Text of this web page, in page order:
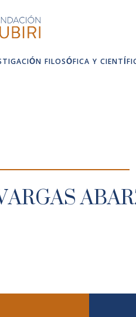
FILOSÓFICA Y